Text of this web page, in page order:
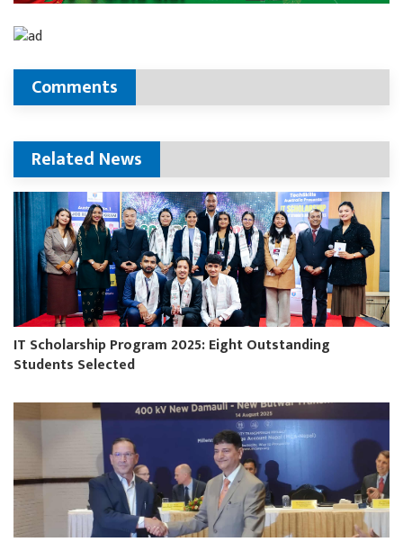
Comments
Related News
IT Scholarship Program 2025: Eight Outstanding
Students Selected